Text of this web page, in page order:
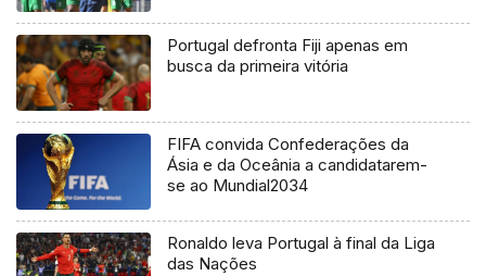
Portugal defronta Fiji apenas em
busca da primeira vitória
FIFA convida Confederações da
Ásia e da Oceânia a candidatarem-
se ao Mundial2034
Ronaldo leva Portugal à final da Liga
das Nações